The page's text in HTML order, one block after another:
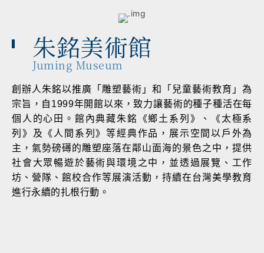
朱銘美術館
Juming Museum
創辦人朱銘以推廣「雕塑藝術」和「兒童藝術教育」為
宗旨，自1999年開館以來，致力讓藝術的種子種活在每
個人的心田。館內典藏朱銘《鄉土系列》、《太極系
列》及《人間系列》等經典作品，展示空間以戶外為
主，氣勢磅礡的雕塑座落在鄰山面海的景色之中，提供
社會大眾暢遊於藝術與環境之中，並透過展覽、工作
坊、營隊、館校合作等展演活動，持續在台灣美學教育
進行永續的扎根行動。